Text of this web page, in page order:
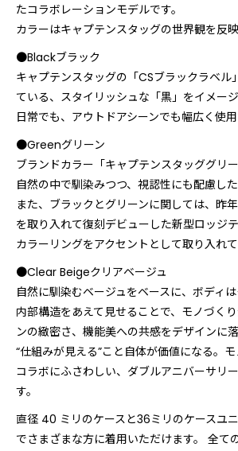
たコラボレーションモデルです。
カラーはキャプテンスタッグの世界観を反
●Blackブラック
キャプテンスタッグの「CSブラックラベル
ている、スタイリッシュな「黒」をイメージ
日常でも、アウトドアシーンでも幅広く使用
●Greenグリーン
ブランドカラー「キャプテンスタッググリー
自然の中で馴染みつつ、視認性にも配慮し
また、ブラックとグリーンに関しては、昨
を取り入れて復刻デビューした新型ロッジ
カラーリングをアクセントとして取り入れて
●Clear Beigeクリアベージュ
自然に馴染むベージュをベースに、ボディは
内部構造をあえて見せることで、モノづく
ンの緻密さ、機能美への共感をデザインに
“仕組みが見える”こと自体が価値になる。
コラボにふさわしい、ダブルアニバーサリ
す。
直径 40 ミリのケースと36ミリのケースユ
でさまざまな方に着用いただけます。 全て